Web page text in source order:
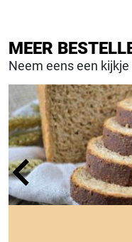
MEER
Neem eens een